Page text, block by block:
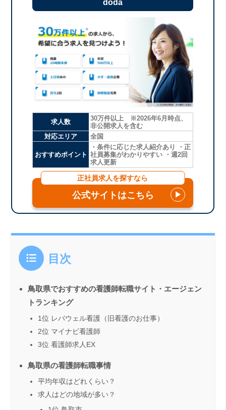
doda
求人数
30万件以上 ※2026年6月時点、
非公開求人を含む
対応エリア
全国
おすすめポイント
・条件に応じた求人紹介あり ・正
社員募集がわかりやすい ・週2回
求人更新
正社員求人を探すなら
公式サイトはこちら ▶
目次
鳥取県でおすすめの看護師転職サイト・エージェン
トランキング
1位 レバウェル看護（旧看護のお仕事）
2位 マイナビ看護師
3位 看護師求人EX
鳥取県の看護師転職事情
平均年収はどれくらい？
求人はどの地域が多い？